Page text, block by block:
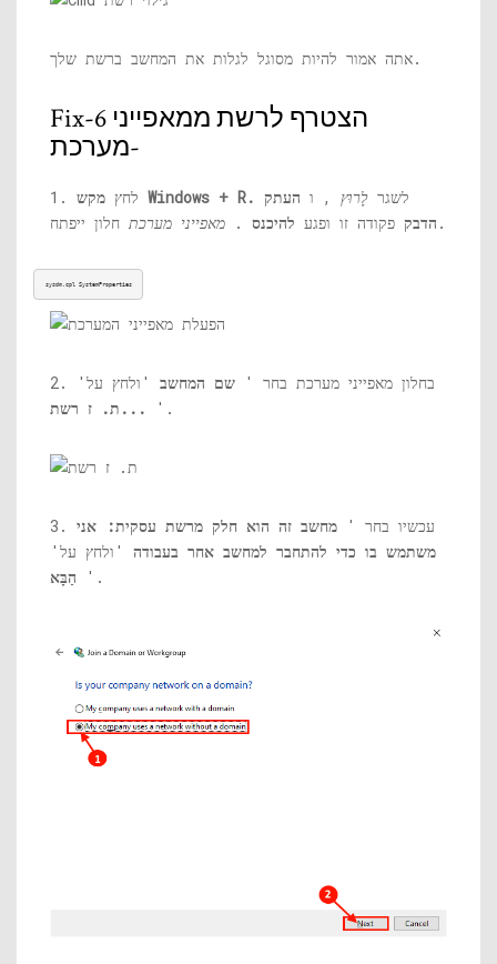
אתה אמור להיות מסוגל לגלות את המחשב ברשת שלך.
Fix-6 הצטרף לרשת ממאפייני
מערכת-
1. לחץ מקש Windows + R. לשגר לָרוּץ , ו העתק
הדבק פקודה זו ופגע להיכנס . מאפייני מערכת חלון ייפתח.
sysdm.cpl SystemProperties
2. בחלון מאפייני מערכת בחר ' שם המחשב 'ולחץ על'
ת. ז רשת...
'.
3. עכשיו בחר ' מחשב זה הוא חלק מרשת עסקית: אני
משתמש בו כדי להתחבר למחשב אחר בעבודה 'ולחץ על'
הַבָּא '.